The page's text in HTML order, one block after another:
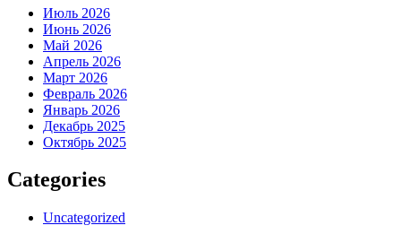
Июль 2026
Июнь 2026
Май 2026
Апрель 2026
Март 2026
Февраль 2026
Январь 2026
Декабрь 2025
Октябрь 2025
Categories
Uncategorized